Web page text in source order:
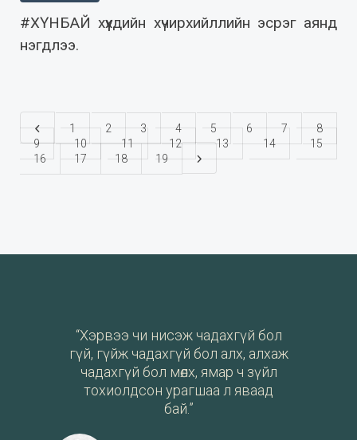
#ХҮНБАЙ хүүхдийн хүчирхийллийн эсрэг аянд
нэгдлээ.
1 2 3 4 5 6 7
8
9
10 11 12 13 14
15
16
17 18 19
“Хэрвээ чи нисэж чадахгүй бол
гүй, гүйж чадахгүй бол алх, алхаж
чадахгүй бол мөлх, ямар ч зүйл
тохиолдсон урагшаа л яваад
бай.”